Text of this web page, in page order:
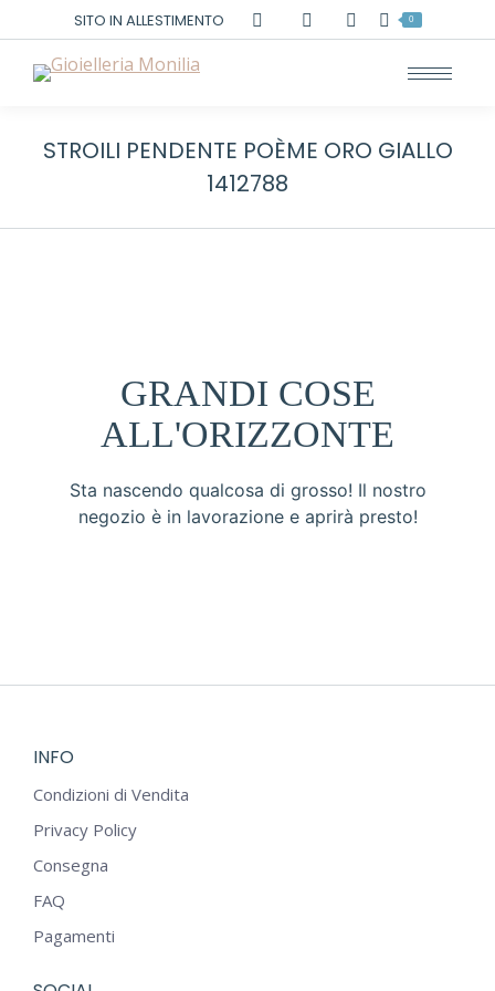
SITO IN ALLESTIMENTO Cerca: 0
STROILI PENDENTE POÈME ORO GIALLO
1412788
GRANDI COSE
ALL'ORIZZONTE
Sta nascendo qualcosa di grosso! Il nostro
negozio è in lavorazione e aprirà presto!
INFO
Condizioni di Vendita
Privacy Policy
Consegna
FAQ
Pagamenti